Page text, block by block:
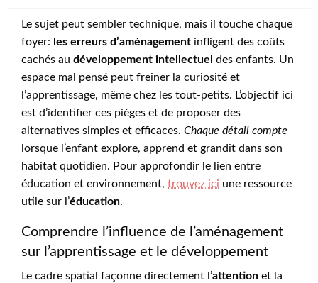
Le sujet peut sembler technique, mais il touche chaque
foyer: les erreurs d’aménagement infligent des coûts
cachés au développement intellectuel des enfants. Un
espace mal pensé peut freiner la curiosité et
l’apprentissage, même chez les tout-petits. L’objectif ici
est d’identifier ces pièges et de proposer des
alternatives simples et efficaces. Chaque détail compte
lorsque l’enfant explore, apprend et grandit dans son
habitat quotidien. Pour approfondir le lien entre
éducation et environnement, trouvez ici une ressource
utile sur l’éducation.
Comprendre l’influence de l’aménagement
sur l’apprentissage et le développement
Le cadre spatial façonne directement l’attention et la